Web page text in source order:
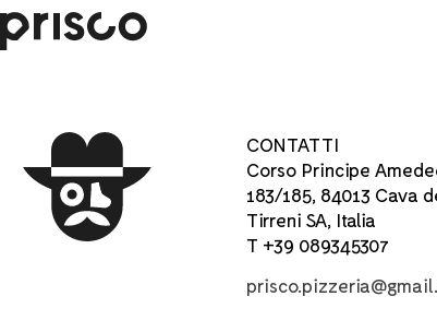
CONTATTI
Corso Principe
183/185, 84013 Cava
Tirreni SA, Italia
T +39 089345307